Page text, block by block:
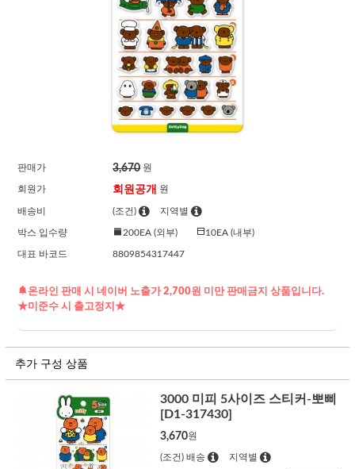
판매가 3,670원
회원가 회원공개 원
배송비 (조건) 지역별
박스 입수량 200EA (외부) 10EA (내부)
대표 바코드 8809854317447
온라인 판매 시 네이버 노출가 2,700원 미만 판매금지 상품입니다.
★미준수 시 출고정지★
추가 구성 상품
3000 미피 5사이즈 스티커-뽀삐
[D1-317430]
3,670원
(조건) 배송 지역별